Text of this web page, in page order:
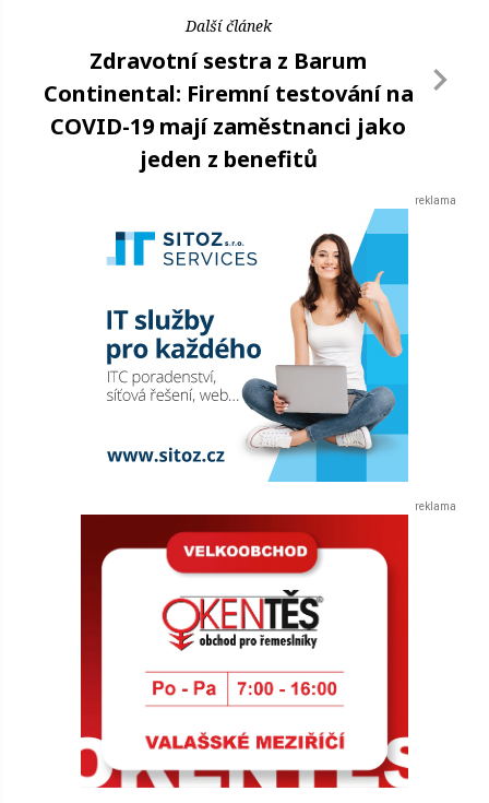
Další článek
Zdravotní sestra z Barum
Continental: Firemní testování na
COVID-19 mají zaměstnanci jako
jeden z benefitů